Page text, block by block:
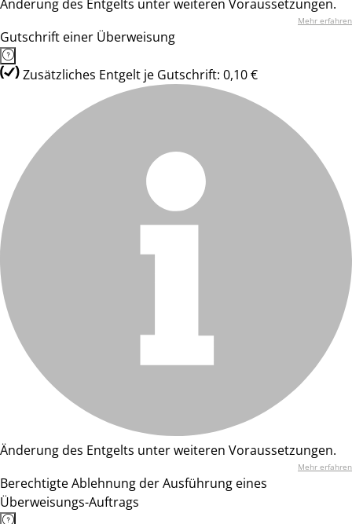
Änderung des Entgelts unter weiteren Voraussetzungen.
Mehr erfahren
Gutschrift einer Überweisung
Zusätzliches Entgelt je Gutschrift: 0,10 €
Änderung des Entgelts unter weiteren Voraussetzungen.
Mehr erfahren
Berechtigte Ablehnung der Ausführung eines
Überweisungs-Auftrags